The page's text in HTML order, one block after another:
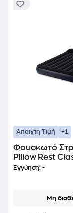
Άπαιχτη Τιμή +1
Φουσκωτό
Pillow Rest
64143
Εγγύηση: -
Μη